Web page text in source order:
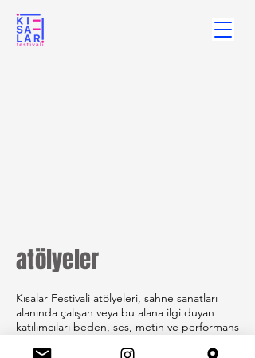
atölyeler
Kısalar Festivali atölyeleri, sahne sanatları
alanında çalışan veya bu alana ilgi duyan
katılımcıları beden, ses, metin ve performans